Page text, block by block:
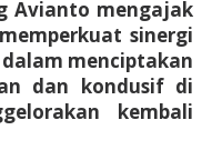
Avianto mengajak
sinergi
menciptakan
dan kondusif di
kembali